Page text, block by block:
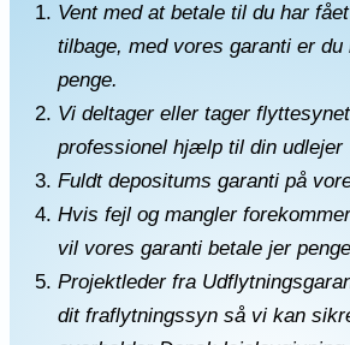
Vent med at betale til du har
tilbage, med vores garanti er
penge.
Vi deltager eller tager
professionel hjælp til din udlejer
Fuldt depositums garanti på
Hvis fejl og mangler
vil vores garanti betale jer
Projektleder fra
dit fraflytningssyn så vi kan